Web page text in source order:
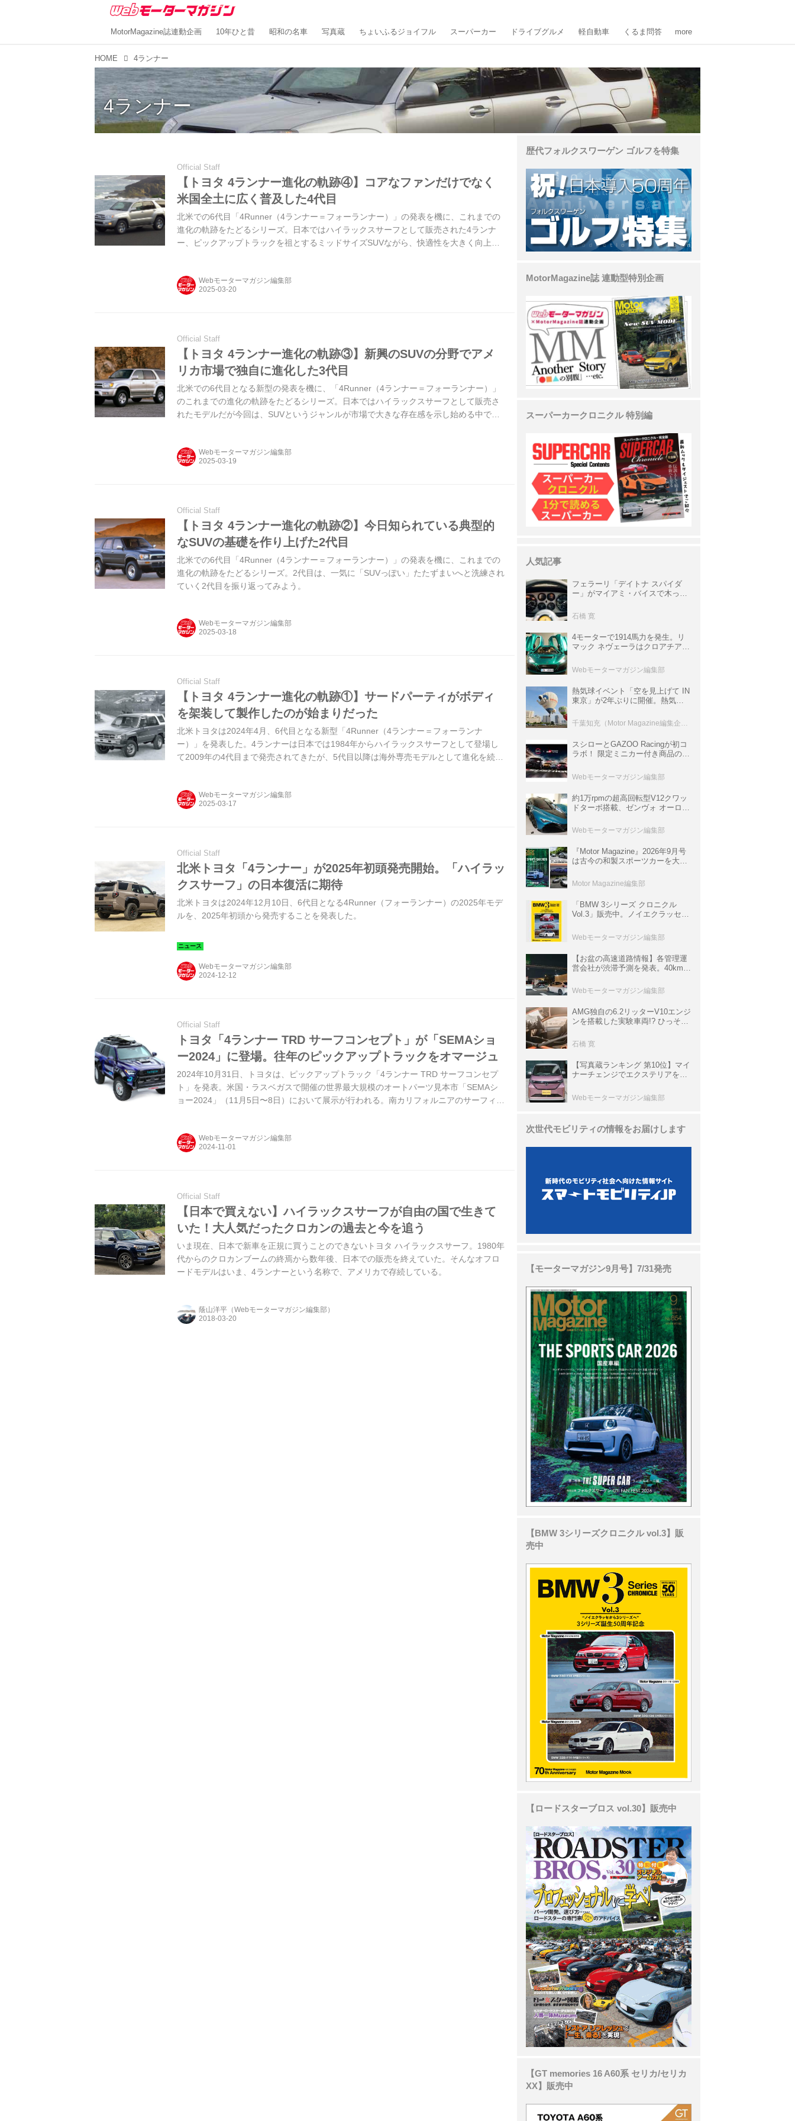
MotorMagazine誌連動企画 10年ひと昔 昭和の名車 写真蔵 ちょいふるジョイフル スーパーカー ドライブグルメ 軽自動車 くるま問答 more
HOME 4ランナー
4ランナー
Official Staff
【トヨタ 4ランナー進化の軌跡④】コアなファンだけでなく
米国全土に広く普及した4代目
北米での6代目「4Runner（4ランナー＝フォーランナー）」の発表を機に、これまでの
進化の軌跡をたどるシリーズ。日本ではハイラックスサーフとして販売された4ランナ
ー、ピックアップトラックを祖とするミッドサイズSUVながら、快適性を大きく向上さ
Webモーターマガジン編集部
Official Staff
【トヨタ 4ランナー進化の軌跡③】新興のSUVの分野でアメ
リカ市場で独自に進化した3代目
北米での6代目となる新型の発表を機に、「4Runner（4ランナー＝フォーランナー）」
のこれまでの進化の軌跡をたどるシリーズ。日本ではハイラックスサーフとして販売さ
れたモデルだが今回は、SUVというジャンルが市場で大きな存在感を示し始める中で独
Webモーターマガジン編集部
Official Staff
【トヨタ 4ランナー進化の軌跡②】今日知られている典型的
なSUVの基礎を作り上げた2代目
北米での6代目「4Runner（4ランナー＝フォーランナー）」の発表を機に、これまでの
進化の軌跡をたどるシリーズ。2代目は、一気に「SUVっぽい」たたずまいへと洗練され
ていく2代目を振り返ってみよう。
Webモーターマガジン編集部
Official Staff
【トヨタ 4ランナー進化の軌跡①】サードパーティがボディ
を架装して製作したのが始まりだった
北米トヨタは2024年4月、6代目となる新型「4Runner（4ランナー＝フォーランナ
ー）」を発表した。4ランナーは日本では1984年からハイラックスサーフとして登場し
て2009年の4代目まで発売されてきたが、5代目以降は海外専売モデルとして進化を続け
Webモーターマガジン編集部
Official Staff
北米トヨタ「4ランナー」が2025年初頭発売開始。「ハイラッ
クスサーフ」の日本復活に期待
北米トヨタは2024年12月10日、6代目となる4Runner（フォーランナー）の2025年モデ
ルを、2025年初頭から発売することを発表した。
Webモーターマガジン編集部
Official Staff
トヨタ「4ランナー TRD サーフコンセプト」が「SEMAショ
ー2024」に登場。往年のピックアップトラックをオマージュ
2024年10月31日、トヨタは、ピックアップトラック「4ランナー TRD サーフコンセプ
ト」を発表。米国・ラスベガスで開催の世界最大規模のオートパーツ見本市「SEMAシ
ョー2024」（11月5日〜8日）において展示が行われる。南カリフォルニアのサーフィン
Webモーターマガジン編集部
Official Staff
【日本で買えない】ハイラックスサーフが自由の国で生きて
いた！大人気だったクロカンの過去と今を追う
いま現在、日本で新車を正規に買うことのできないトヨタ ハイラックスサーフ。1980年
代からのクロカンブームの終焉から数年後、日本での販売を終えていた。そんなオフロ
ードモデルはいま、4ランナーという名称で、アメリカで存続している。
蔭山洋平（Webモーターマガジン編集部）
歴代フォルクスワーゲン ゴルフを特集
MotorMagazine誌 連動型特別企画
スーパーカークロニクル 特別編
人気記事
フェラーリ「デイトナ スパイダ
ー」がマイアミ・バイスで木っ端
サ」に化けた理由
石橋 寛
4モーターで1914馬力を発生。リ
マック ネヴェーラはクロアチア発
ロニクル・完全版／115】
Webモーターマガジン編集部
熱気球イベント「空を見上げて IN
東京」が2年ぶりに開催。熱気球
室などのコンテンツも
千葉知充（Motor Magazine編集企画室）
スシローとGAZOO Racingが初コ
ラボ！ 限定ミニカー付き商品の
ト体験があたる抽選企画などを展
開
Webモーターマガジン編集部
約1万rpmの超高回転型V12クワッ
ドターボ搭載、ゼンヴォ オーロラ
イパーカー【スーパーカークロニ
クル・完全版／116】
Webモーターマガジン編集部
『Motor Magazine』2026年9月号
は古今の和製スポーツカーを大特
情報も満載
Motor Magazine編集部
「BMW 3シリーズ クロニクル
Vol.3」販売中。ノイエクラッセか
ムック
Webモーターマガジン編集部
【お盆の高速道路情報】各管理運
営会社が渋滞予測を発表。40km以
数ある
Webモーターマガジン編集部
AMG独自の6.2リッターV10エンジ
ンを搭載した実験車両!? ひっそり
P900 プロトタイプ」とは
石橋 寛
【写真蔵ランキング 第10位】マイ
ナーチェンジでエクステリアを刷
クラ」
Webモーターマガジン編集部
次世代モビリティの情報をお届けします
【モーターマガジン9月号】7/31発売
【BMW 3シリーズクロニクル vol.3】販
売中
【ロードスターブロス vol.30】販売中
【GT memories 16 A60系 セリカ/セリカ
XX】販売中